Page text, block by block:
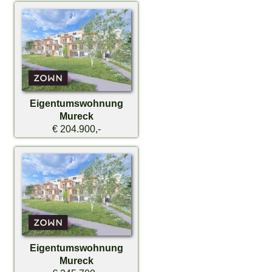
Eigentumswohnung
Mureck
€ 204.900,-
Eigentumswohnung
Mureck